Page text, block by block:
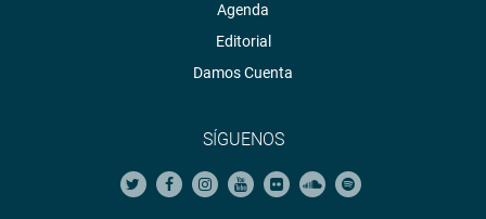
Agenda
Editorial
Damos Cuenta
SÍGUENOS